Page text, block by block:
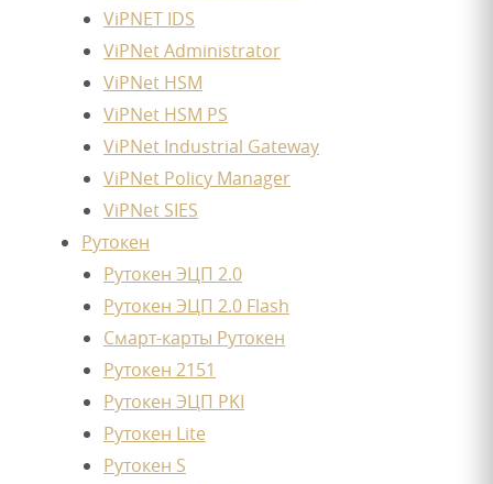
ViPNET IDS
ViPNet Administrator
ViPNet HSM
ViPNet HSM PS
ViPNet Industrial Gateway
ViPNet Policy Manager
ViPNet SIES
Рутокен
Рутокен ЭЦП 2.0
Рутокен ЭЦП 2.0 Flash
Смарт-карты Рутокен
Рутокен 2151
Рутокен ЭЦП PKI
Рутокен Lite
Рутокен S